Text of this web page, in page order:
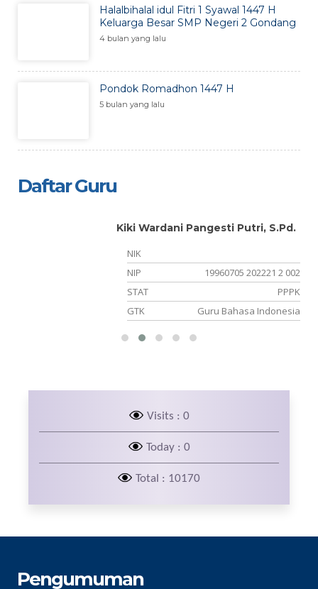
Halalbihalal idul Fitri 1 Syawal 1447 H
Keluarga Besar SMP Negeri 2 Gondang
4 bulan yang lalu
Pondok Romadhon 1447 H
5 bulan yang lalu
Daftar Guru
Kiki Wardani Pangesti Putri, S.Pd.
NIK
NIP
19960705 202221 2 002
STAT
PPPK
GTK
Guru Bahasa Indonesia
Visits : 0
Today : 0
Total : 10170
Pengumuman